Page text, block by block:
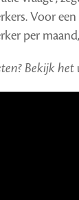
Voor
per
Bekijk